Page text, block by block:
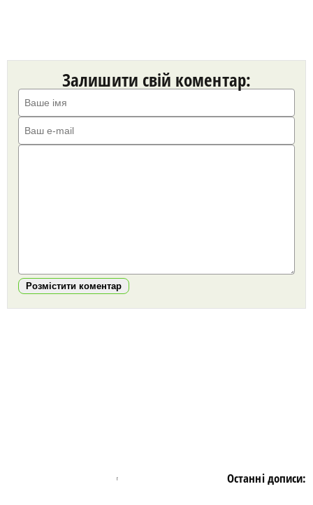
Залишити свій коментар:
Розмістити коментар
Останні дописи: